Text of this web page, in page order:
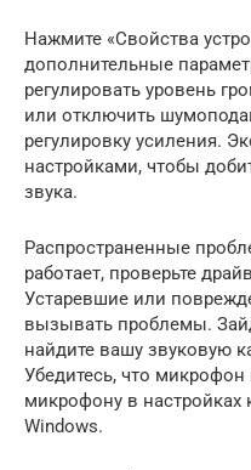
Нажмите «Свойства
дополнительные
регулировать уровень
или отключить
регулировку усиления.
настройками, чтобы
звука.
Распространенные
работает, проверьте
Устаревшие или
вызывать проблемы.
найдите вашу звуковую
Убедитесь, что
микрофону в
Windows.